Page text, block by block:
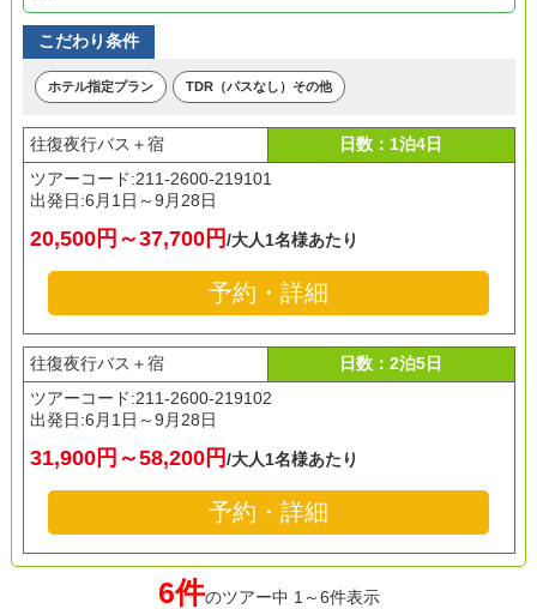
こだわり条件
ホテル指定プラン TDR（パスなし）その他
往復夜行バス＋宿
日数：1泊4日
ツアーコード:211-2600-219101
出発日:6月1日～9月28日
20,500円～37,700円/大人1名様あたり
予約・詳細
往復夜行バス＋宿
日数：2泊5日
ツアーコード:211-2600-219102
出発日:6月1日～9月28日
31,900円～58,200円/大人1名様あたり
予約・詳細
6件のツアー中 1～6件表示